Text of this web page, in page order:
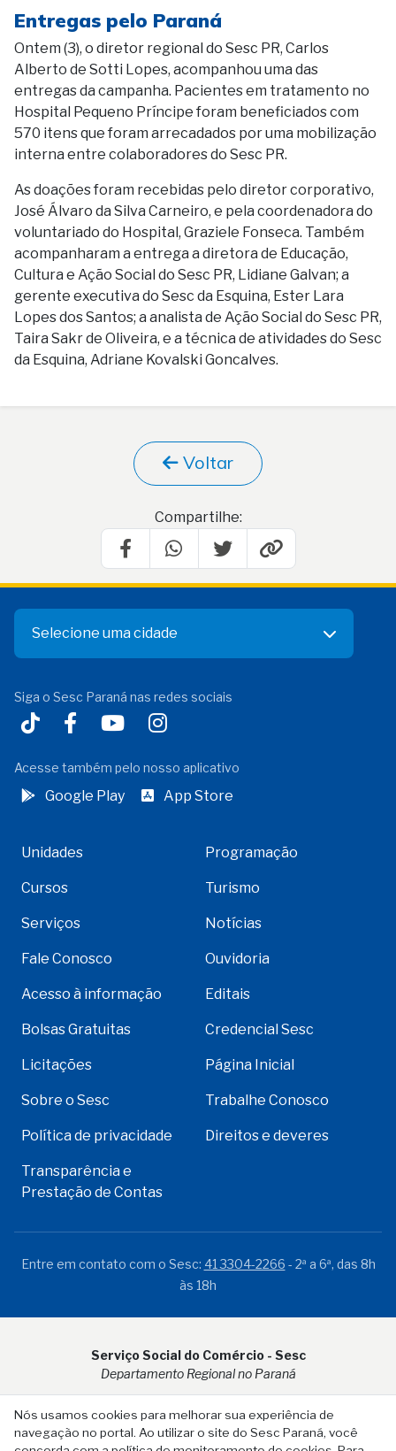
Nós usamos cookies para melhorar sua experiência de
navegação no portal. Ao utilizar o site do Sesc Paraná, você
Entregas pelo Paraná
Ontem (3), o diretor regional do Sesc PR, Carlos
Alberto de Sotti Lopes, acompanhou uma das
entregas da campanha. Pacientes em tratamento no
Hospital Pequeno Príncipe foram beneficiados com
570 itens que foram arrecadados por uma mobilização
interna entre colaboradores do Sesc PR.
As doações foram recebidas pelo diretor corporativo,
José Álvaro da Silva Carneiro, e pela coordenadora do
voluntariado do Hospital, Graziele Fonseca. Também
acompanharam a entrega a diretora de Educação,
Cultura e Ação Social do Sesc PR, Lidiane Galvan; a
gerente executiva do Sesc da Esquina, Ester Lara
Lopes dos Santos; a analista de Ação Social do Sesc PR,
Taira Sakr de Oliveira, e a técnica de atividades do Sesc
da Esquina, Adriane Kovalski Goncalves.
Voltar
Compartilhe:
Selecione uma cidade
Siga o Sesc Paraná nas redes sociais
Acesse também pelo nosso aplicativo
Google Play App Store
Unidades Programação
Cursos Turismo
Serviços Notícias
Fale Conosco Ouvidoria
Acesso à informação Editais
Bolsas Gratuitas Credencial Sesc
Licitações Página Inicial
Sobre o Sesc Trabalhe Conosco
Política de privacidade Direitos e deveres
Transparência e
Prestação de Contas
Entre em contato com o Sesc: 41 3304-2266 - 2ª a 6ª, das 8h
às 18h
Serviço Social do Comércio - Sesc
Departamento Regional no Paraná
Rua Visconde do Rio Branco, 931 - CEP 80.410-001 - Curitiba -
PR